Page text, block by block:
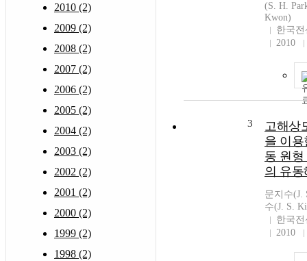
2010 (2)
2009 (2)
2008 (2)
2007 (2)
2006 (2)
2005 (2)
2004 (2)
2003 (2)
2002 (2)
2001 (2)
2000 (2)
1999 (2)
1998 (2)
(S. H.
Kwon)
한국
2010
3
고해상
을 이
동 원
의 유동
문지수(J.
수(J. S.
한국
2010